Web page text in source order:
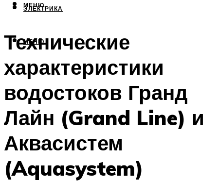
ЭЛЕКТРИКА
МЕНЮ
МЕНЮ
Технические
характеристики
водостоков Гранд
Лайн (Grand Line) и
Аквасистем
(Aquasystem)